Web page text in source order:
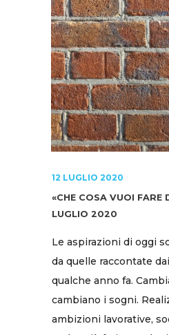
12 LUGLIO 2020
«CHE COSA VUOI FARE
LUGLIO 2020
Le aspirazioni di oggi
da quelle raccontate
qualche anno fa.
cambiano i sogni.
ambizioni lavorative,